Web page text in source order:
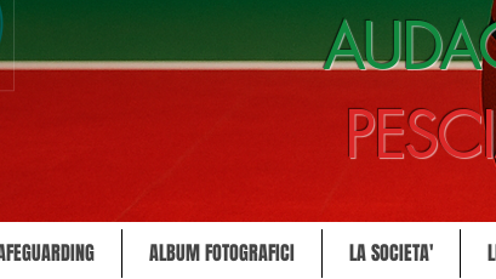
ALBUM FOTOGRAFICI LA SOCIETA'